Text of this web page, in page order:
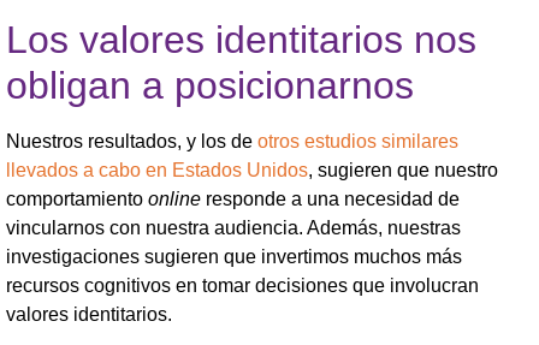
Los valores identitarios nos
obligan a posicionarnos
Nuestros resultados, y los de otros estudios similares
llevados a cabo en Estados Unidos, sugieren que nuestro
comportamiento online responde a una necesidad de
vincularnos con nuestra audiencia. Además, nuestras
investigaciones sugieren que invertimos muchos más
recursos cognitivos en tomar decisiones que involucran
valores identitarios.